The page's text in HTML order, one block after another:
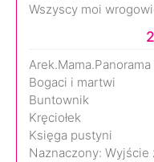
Wszyscy moi
Arek.Mama.Panorama
Bogaci i martwi
Buntownik
Kręciołek
Księga pustyni
Naznaczony: